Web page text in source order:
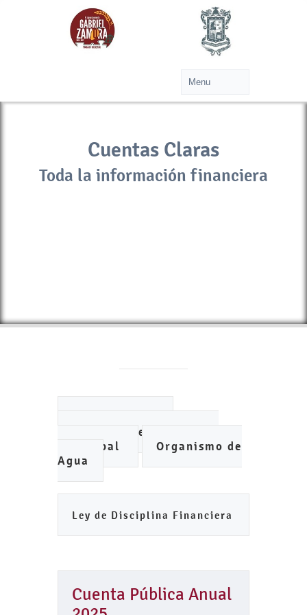
Cuentas Claras
Toda la información financiera
Instituto de Planeación
Municipal
Organismo de
Agua
Ley de Disciplina Financiera
Cuenta Pública Anual